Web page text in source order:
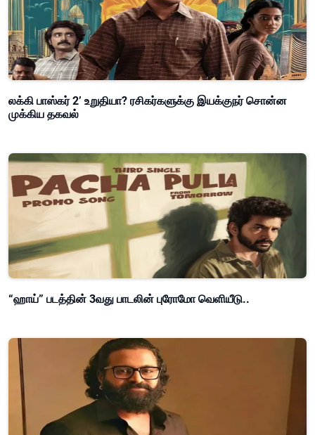
லக்கி பாஸ்கர் 2’ உறுதியா? ரசிகர்களுக்கு இயக்குநர் சொன்ன
முக்கிய தகவல்
“ஹாய்” படத்தின் 3வது பாடலின் புரோமோ வெளியீடு..